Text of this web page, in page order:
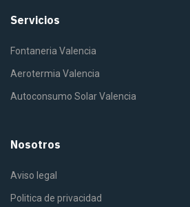
Servicios
Fontaneria Valencia
Aerotermia Valencia
Autoconsumo Solar Valencia
Nosotros
Aviso legal
Politica de privacidad